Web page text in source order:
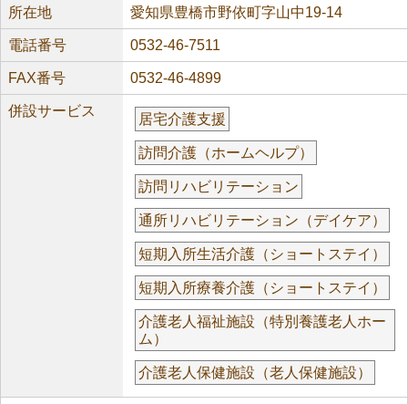
所在地 愛知県豊橋市野依町字山中19-14
電話番号 0532-46-7511
FAX番号 0532-46-4899
併設サービス
居宅介護支援
訪問介護（ホームヘルプ）
訪問リハビリテーション
通所リハビリテーション（デイケア）
短期入所生活介護（ショートステイ）
短期入所療養介護（ショートステイ）
介護老人福祉施設（特別養護老人ホー
ム）
介護老人保健施設（老人保健施設）